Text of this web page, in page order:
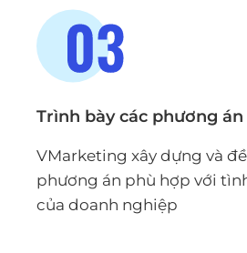
Trình bày các phương án
VMarketing xây dựng và
phương án phù hợp với
của doanh nghiệp